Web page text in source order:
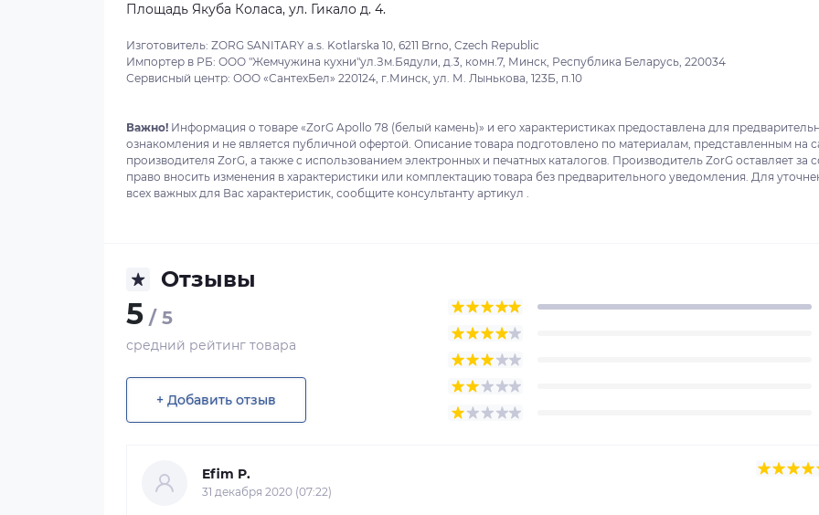
Площадь Якуба Коласа, ул. Гикало д. 4.
Изготовитель: ZORG SANITARY a.s. Kotlarska 10, 6211 Brno, Czech Republic
Импортер в РБ: ООО "Жемчужина кухни"ул.Зм.Бядули, д.3, комн.7, Минск, Республика Беларусь, 220034
Сервисный центр: ООО «СантехБел» 220124, г.Минск, ул. М. Лынькова, 123Б, п.10
Важно! Информация о товаре «ZorG Apollo 78 (белый камень)» и его характеристиках предоставлена для
ознакомления и не является публичной офертой. Описание товара подготовлено по материалам, представленным на
производителя ZorG, а также с использованием электронных и печатных каталогов. Производитель ZorG оставляет за
право вносить изменения в характеристики или комплектацию товара без предварительного уведомления. Для
всех важных для Вас характеристик, сообщите консультанту артикул .
Отзывы
5 / 5
средний рейтинг товара
+ Добавить отзыв
Efim P.
31 декабря 2020 (07:22)